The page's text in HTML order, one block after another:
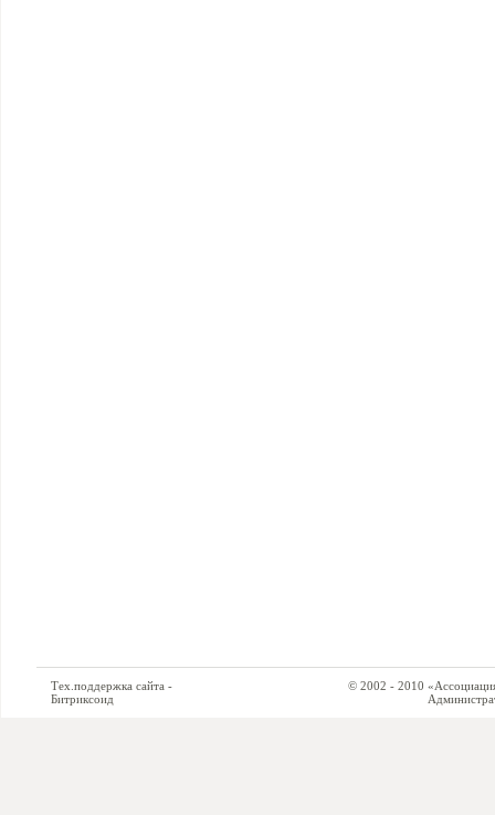
Тех.поддержка сайта -
Битриксоид
© 2002 - 2010 «Ассоциация